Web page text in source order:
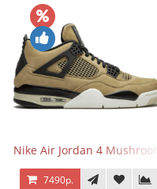
Nike Air Jordan 4 Mushroom
7490р.